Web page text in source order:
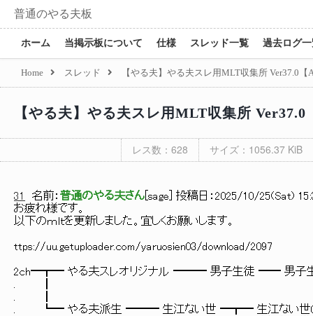
普通のやる夫板
ホーム 当掲示板について 仕様 スレッド一覧 過去ログ
Home スレッド 【やる夫】やる夫スレ用MLT収集所 Ver37.0【
【やる夫】やる夫スレ用MLT収集所 Ver37.0
レス数：628 サイズ：1056.37 KiB
31 名前： 普通のやる夫さん sage ] 投稿日： 2025/10/25(Sat)
お疲れ様です。
以下のｍｌｔを更新しました。宜しくお願いします。
ttps://uu.getuploader.com/yaruosien03/download/2097
2ch━┳━ やる夫スレオリジナル ━━━ 男子生徒 ━━ 男子生徒
. ┗━ やる夫派生 ━━━ 生江ない世 ━┳━ 生江ない世06（